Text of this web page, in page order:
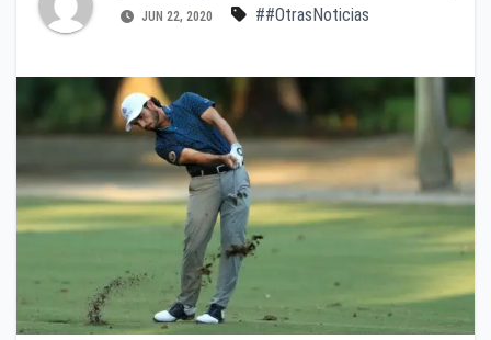
JUN 22, 2020 ##OtrasNoticias